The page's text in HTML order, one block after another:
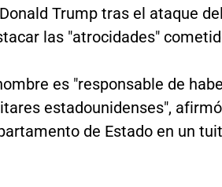
Trump tras el ataque
las "atrocidades"
es "responsable de
estadounidenses",
de Estado en un